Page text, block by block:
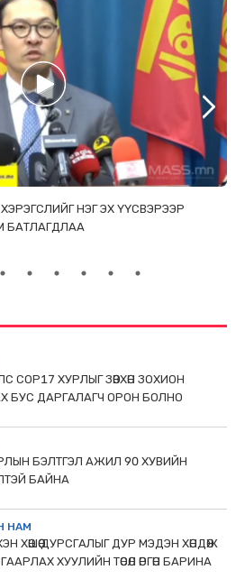
НЭГ ЭХ ҮҮСВЭРЭЭР
БАТЛАГДЛАА
СОР17 ХУРЛЫГ ЗӨВХӨН ЗОХИОН
БУС ДАРГАЛАГЧ ОРОН БОЛНО
БЭЛТГЭЛ АЖИЛ 90 ХУВИЙН
БАЙНА
НАМ
ХӨШӨӨ ДУРСГАЛЫГ ДУР МЭДЭН ХӨНДӨЖ
ХУУЛИЙН ТӨСӨЛ ӨРГӨН БАРИНА